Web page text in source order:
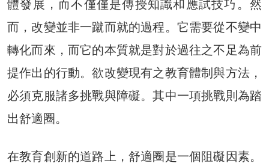
體發展，而不僅僅是傳授知識和應試技巧。然
而，改變並非一蹴而就的過程。它需要從不變中
轉化而來，而它的本質就是對於過往之不足為前
提作出的行動。欲改變現有之教育體制與方法，
必須克服諸多挑戰與障礙。其中一項挑戰則為踏
出舒適圈。
在教育創新的道路上，舒適圈是一個阻礙因素。